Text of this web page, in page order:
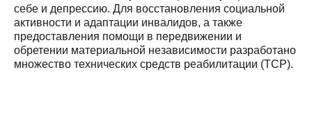
себе и депрессию. Для восстановления социальной
активности и адаптации инвалидов, а также
предоставления помощи в передвижении и
обретении материальной независимости разработано
множество технических средств реабилитации (ТСР).